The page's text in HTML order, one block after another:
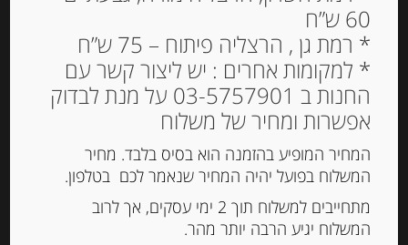
60 ש”ח
* רמת גן , הרצליה פיתוח – 75 ש”ח
* למקומות אחרים : יש ליצור קשר עם
החנות ב 03-5757901 על מנת לבדוק
אפשרות ומחיר של משלוח
המחיר המופיע בהזמנה הוא בסיס בלבד. מחיר
המשלוח בפועל יהיה המחיר שנאמר לכם בטלפון.
מתחייבים למשלוח תוך 2 ימי עסקים, אך לרוב
המשלוח יגיע הרבה יותר מהר.